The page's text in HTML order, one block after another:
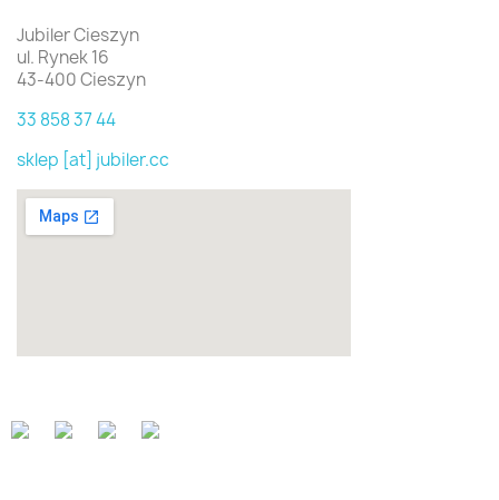
Jubiler Cieszyn
ul. Rynek 16
43-400 Cieszyn
33 858 37 44
sklep [at] jubiler.cc